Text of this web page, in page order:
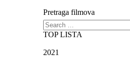
Pretraga filmova
Search
for:
TOP LISTA
2021